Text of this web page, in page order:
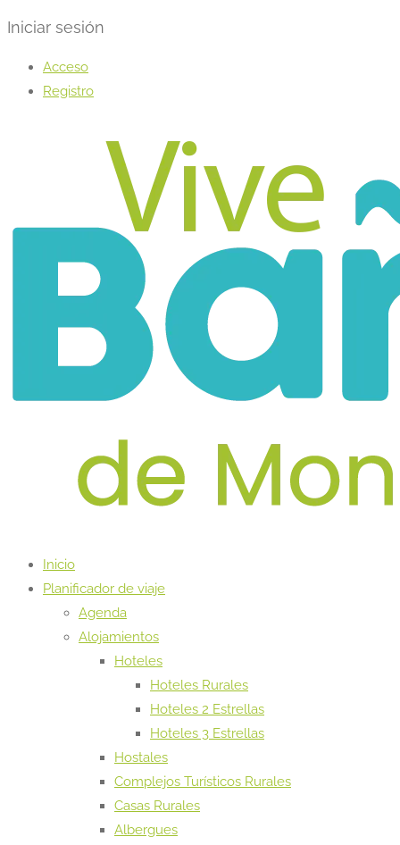
Iniciar sesión
Acceso
Registro
Inicio
Planificador de viaje
Agenda
Alojamientos
Hoteles
Hoteles Rurales
Hoteles 2 Estrellas
Hoteles 3 Estrellas
Hostales
Complejos Turísticos Rurales
Casas Rurales
Albergues